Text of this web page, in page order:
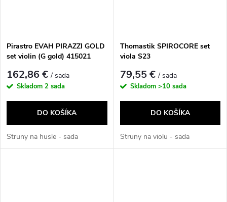
Pirastro EVAH PIRAZZI GOLD
set violin (G gold) 415021
162,86 €/ sada
Skladom 2 sada
DO KOŠÍKA
Struny na husle - sada
Thomastik SPIROCORE set
viola S23
79,55 €/ sada
Skladom >10 sada
DO KOŠÍKA
Struny na violu - sada